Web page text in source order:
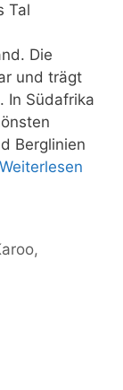
Tal
Die
und trägt
In Südafrika
Berglinien
Weiterlesen
,